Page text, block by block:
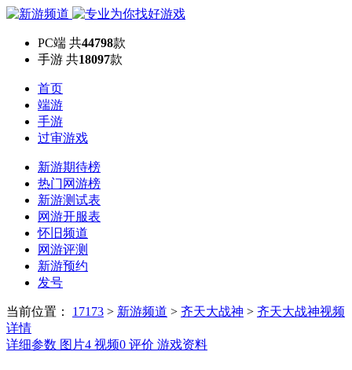
PC端 共44798款
手游 共18097款
首页
端游
手游
过审游戏
新游期待榜
热门网游榜
新游测试表
网游开服表
怀旧频道
网游评测
新游预约
发号
当前位置： 17173 > 新游频道 > 齐天大战神 > 齐天大战神视频
详情
详细参数 图片4 视频0 评价 游戏资料